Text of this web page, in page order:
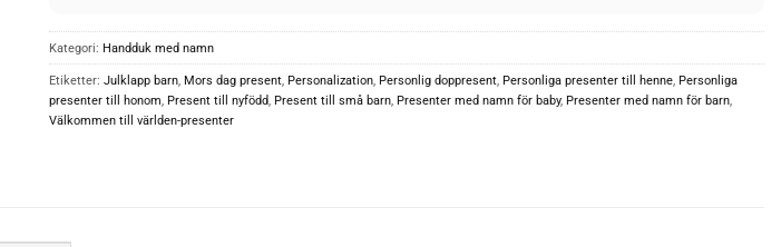
Kategori: Handduk med namn
Etiketter: Julklapp barn, Mors dag present, Personalization, Personlig doppresent, Personliga presenter till henne, Personliga
presenter till honom, Present till nyfödd, Present till små barn, Presenter med namn för baby, Presenter med namn för barn,
Välkommen till världen-presenter